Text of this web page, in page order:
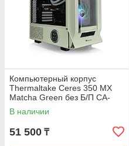
Компьютерный корпус
Thermaltake Ceres 350 MX
Matcha Green без Б/П CA-
1Z3-00MEWN-00
В наличии
51 500 ₸